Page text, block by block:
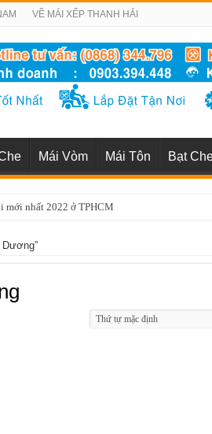
VỀ MÁI XẾP THANH HẢI
Mái Vòm Mái Tôn Bạt
mới nhất 2022 ở TPHCM